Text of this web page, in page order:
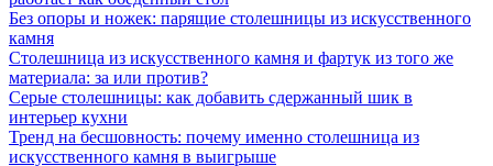
Без опоры и ножек: парящие столешницы из искусственного
камня
Столешница из искусственного камня и фартук из того же
материала: за или против?
Серые столешницы: как добавить сдержанный шик в
интерьер кухни
Тренд на бесшовность: почему именно столешница из
искусственного камня в выигрыше